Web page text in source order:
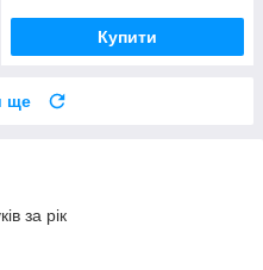
Купити
ще
за рік